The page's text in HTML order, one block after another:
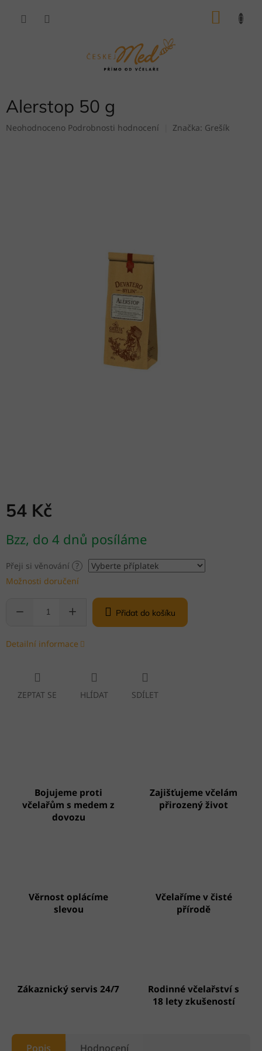
Alerstop 50 g
Průměrné
Neohodnoceno Podrobnosti hodnocení Značka: Grešík
54 Kč
cena:
Bzz, do 4 dnů posíláme
Přeji si věnování ?
Možnosti doručení
Přidat do košíku
Detailní informace
ZEPTAT SE HLÍDAT SDÍLET
Bojujeme proti
včelařům s medem z
dovozu
Zajišťujeme včelám
přirozený život
Věrnost oplácíme
slevou
Včelaříme v čisté
přírodě
Zákaznický servis 24/7
Rodinné včelařství s
18 lety zkušeností
Popis Hodnocení